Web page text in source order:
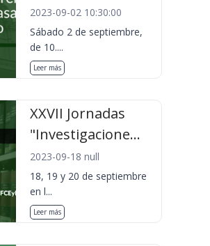
2023-09-02 10:30:00
Sábado 2 de septiembre,
de 10....
Leer más
XXVII Jornadas
"Investigacione...
2023-09-18 null
18, 19 y 20 de septiembre
en l...
Leer más